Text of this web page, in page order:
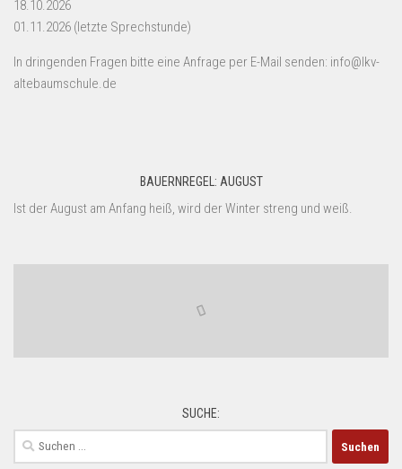
18.10.2026
01.11.2026 (letzte Sprechstunde)
In dringenden Fragen bitte eine Anfrage per E-Mail senden: info@lkv-
altebaumschule.de
BAUERNREGEL: AUGUST
Ist der August am Anfang heiß, wird der Winter streng und weiß.
SUCHE:
Suchen
nach: